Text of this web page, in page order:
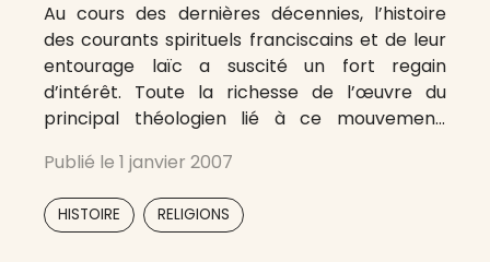
Au cours des dernières décennies, l’histoire
des courants spirituels franciscains et de leur
entourage laïc a suscité un fort regain
d’intérêt. Toute la richesse de l’œuvre du
principal théologien lié à ce mouvement,
Jean Olivi, Pierre Déjean-Olieu) a été peu à
peu découverte. D’autres grandes figures –
Publié le 1 janvier 2007
HISTOIRE RELIGIONS